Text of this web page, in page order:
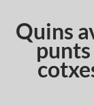
Quins